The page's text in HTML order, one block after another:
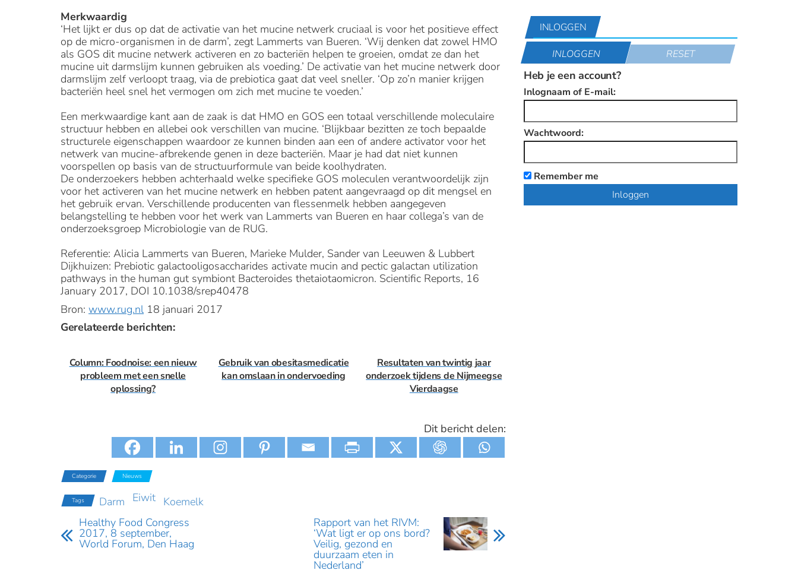
Merkwaardig
‘Het lijkt er dus op dat de activatie van het mucine netwerk cruciaal is voor het positieve effect
op de micro-organismen in de darm’, zegt Lammerts van Bueren. ‘Wij denken dat zowel HMO
als GOS dit mucine netwerk activeren en zo bacteriën helpen te groeien, omdat ze dan het
mucine uit darmslijm kunnen gebruiken als voeding.’ De activatie van het mucine netwerk door
darmslijm zelf verloopt traag, via de prebiotica gaat dat veel sneller. ‘Op zo’n manier krijgen
bacteriën heel snel het vermogen om zich met mucine te voeden.’
Een merkwaardige kant aan de zaak is dat HMO en GOS een totaal verschillende moleculaire
structuur hebben en allebei ook verschillen van mucine. ‘Blijkbaar bezitten ze toch bepaalde
structurele eigenschappen waardoor ze kunnen binden aan een of andere activator voor het
netwerk van mucine-afbrekende genen in deze bacteriën. Maar je had dat niet kunnen
voorspellen op basis van de structuurformule van beide koolhydraten.
De onderzoekers hebben achterhaald welke specifieke GOS moleculen verantwoordelijk zijn
voor het activeren van het mucine netwerk en hebben patent aangevraagd op dit mengsel en
het gebruik ervan. Verschillende producenten van flessenmelk hebben aangegeven
belangstelling te hebben voor het werk van Lammerts van Bueren en haar collega’s van de
onderzoeksgroep Microbiologie van de RUG.
Referentie: Alicia Lammerts van Bueren, Marieke Mulder, Sander van Leeuwen & Lubbert
Dijkhuizen: Prebiotic galactooligosaccharides activate mucin and pectic galactan utilization
pathways in the human gut symbiont Bacteroides thetaiotaomicron. Scientific Reports, 16
January 2017, DOI 10.1038/srep40478
Bron: www.rug.nl 18 januari 2017
Gerelateerde berichten:
Column: Foodnoise: een nieuw
probleem met een snelle
oplossing?
Gebruik van obesitasmedicatie
kan omslaan in ondervoeding
Resultaten van twintig jaar
onderzoek tijdens de Nijmeegse
Vierdaagse
Dit bericht delen:
Categorie Nieuws
Tags Darm Eiwit Koemelk
Healthy Food Congress
2017, 8 september,
World Forum, Den Haag
Rapport van het RIVM:
‘Wat ligt er op ons bord?
Veilig, gezond en
duurzaam eten in
Nederland’
INLOGGEN
INLOGGEN RESET
Heb je een account?
Inlognaam of E-mail:
Wachtwoord:
Remember me